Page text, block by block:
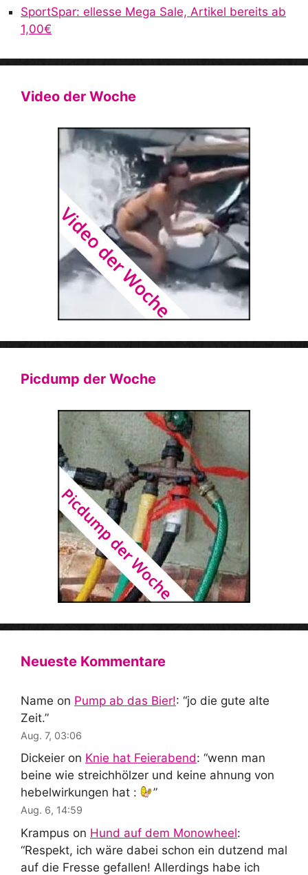
SportSpar: ellesse Mega Sale, Artikel bereits ab
1,00€
Video der Woche
Picdump der Woche
Neueste Kommentare
Name on Pump ab das Bier!: “jo die gute alte
Zeit.”
Aug. 7, 03:06
Dickeier on Knie hat Feierabend: “wenn man
beine wie streichhölzer und keine ahnung von
hebelwirkungen hat :
”
Aug. 6, 14:59
Krampus on Hund auf dem Monowheel:
“Respekt, ich wäre dabei schon ein dutzend mal
auf die Fresse gefallen! Allerdings habe ich